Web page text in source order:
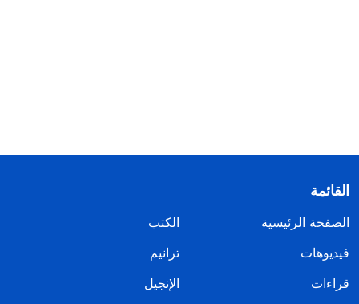
القائمة
الصفحة الرئيسية
الكتب
فيديوهات
ترانيم
قراءات
الإنجيل